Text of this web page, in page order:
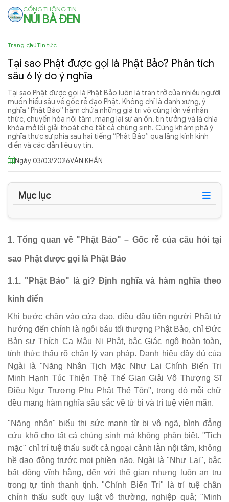
CỔNG THÔNG TIN
NÚI BÀ ĐEN
Trang chủTin tức
Tại sao Phật được gọi là Phật Bảo? Phân tích
sâu 6 lý do ý nghĩa
Tại sao Phật được gọi là Phật Bảo luôn là trăn trở của nhiều người
muốn hiểu sâu về gốc rễ đạo Phật. Không chỉ là danh xưng, ý
nghĩa “Phật Bảo” hàm chứa những giá trị vô cùng lớn về nhận
thức, chuyển hóa nội tâm, mang lại sự an ổn, tin tưởng và là chìa
khóa mở lối giải thoát cho tất cả chúng sinh. Cùng khám phá ý
nghĩa thực sự phía sau hai tiếng “Phật Bảo” qua lăng kính kinh
điển và các dẫn liệu uy tín.
Ngày 03/03/2026VĂN KHẤN
Mục lục
1. Tổng quan về "Phật Bảo" – Gốc rễ của câu hỏi tại
sao Phật được gọi là Phật Bảo
1.1. "Phật Bảo" là gì? Định nghĩa và hàm nghĩa theo
kinh điển
Khi bước chân vào cửa đạo, điều đầu tiên người Phật tử
hướng đến chính là ngôi báu tối thượng Phật Bảo, chỉ Đức
Bản sư Thích Ca Mâu Ni Phật, bậc Giác ngộ hoàn toàn,
tỉnh thức thấu rõ chân lý vạn pháp. Danh hiệu đầy đủ của
Ngài là "Năng Nhân Tịch Mặc Như Lai Chính Biến Tri
Minh Hạnh Túc Thiện Thệ Thế Gian Giải Vô Thượng Sĩ
Điều Ngự Trượng Phu Phật Thế Tôn", trong đó mỗi chữ
đều mang hàm nghĩa sâu sắc về từ bi và trí tuệ viên mãn.
"Năng nhân" biểu thị sức mạnh từ bi vô ngã, bình đẳng
cứu khổ cho tất cả chúng sinh mà không phân biệt. "Tịch
mặc" chỉ trí tuệ thấu suốt cả ngoại cảnh lẫn nội tâm, không
hề dao động trước mọi phiền não. Ngài là "Như Lai", bậc
bất động vĩnh hằng, đến với thế gian nhưng luôn an trụ
trong tự tính thanh tịnh. "Chính Biến Tri" là trí tuệ chân
chính thấu suốt quy luật vô thường, nghiệp quả; "Minh